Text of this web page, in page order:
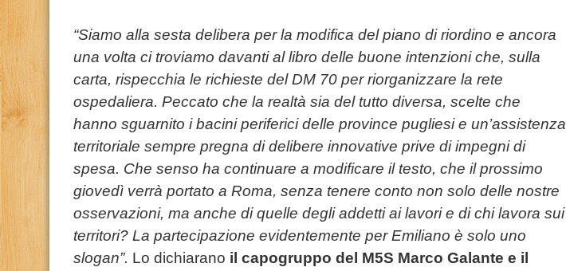
“Siamo alla sesta delibera per la modifica del piano di riordino e ancora
una volta ci troviamo davanti al libro delle buone intenzioni che, sulla
carta, rispecchia le richieste del DM 70 per riorganizzare la rete
ospedaliera. Peccato che la realtà sia del tutto diversa, scelte che
hanno sguarnito i bacini periferici delle province pugliesi e un’assistenza
territoriale sempre pregna di delibere innovative prive di impegni di
spesa. Che senso ha continuare a modificare il testo, che il prossimo
giovedì verrà portato a Roma, senza tenere conto non solo delle nostre
osservazioni, ma anche di quelle degli addetti ai lavori e di chi lavora sui
territori? La partecipazione evidentemente per Emiliano è solo uno
slogan”. Lo dichiarano il capogruppo del M5S Marco Galante e il